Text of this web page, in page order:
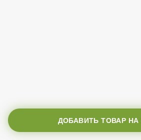
ДОБАВИТЬ ТОВАР НА